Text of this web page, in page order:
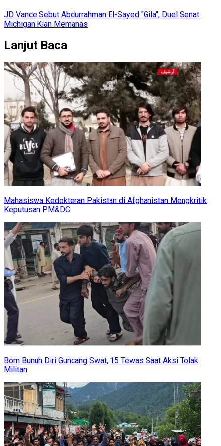
JD Vance Sebut Abdurrahman El-Sayed "Gila", Duel Senat
Michigan Kian Memanas
Lanjut Baca
Mahasiswa Kedokteran Pakistan di Afghanistan Mengkritik
Keputusan PM&DC
Bom Bunuh Diri Guncang Swat, 15 Tewas Saat Aksi Tolak
Militan